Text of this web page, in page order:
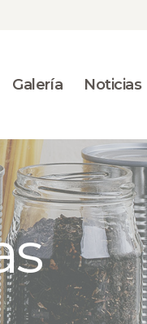
Galería Noticias